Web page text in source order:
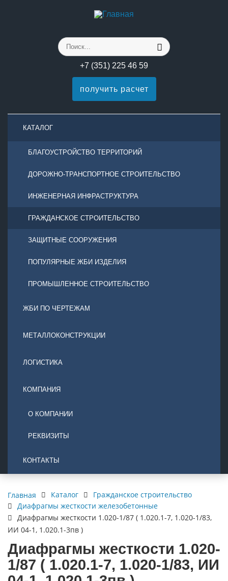
+7 (351) 225 46 59
получить расчет
КАТАЛОГ
БЛАГОУСТРОЙСТВО ТЕРРИТОРИЙ
ДОРОЖНО-ТРАНСПОРТНОЕ СТРОИТЕЛЬСТВО
ИНЖЕНЕРНАЯ ИНФРАСТРУКТУРА
ГРАЖДАНСКОЕ СТРОИТЕЛЬСТВО
ЗАЩИТНЫЕ СООРУЖЕНИЯ
ПОПУЛЯРНЫЕ ЖБИ ИЗДЕЛИЯ
ПРОМЫШЛЕННОЕ СТРОИТЕЛЬСТВО
ЖБИ ПО ЧЕРТЕЖАМ
МЕТАЛЛОКОНСТРУКЦИИ
ЛОГИСТИКА
КОМПАНИЯ
О КОМПАНИИ
РЕКВИЗИТЫ
КОНТАКТЫ
Главная Каталог
Гражданское строительство
Диафрагмы жесткости железобетонные
Диафрагмы жесткости 1.020-1/87 ( 1.020.1-7, 1.020-1/83,
ИИ 04-1, 1.020.1-3пв )
Диафрагмы жесткости 1.020-
1/87 ( 1.020.1-7, 1.020-1/83, ИИ